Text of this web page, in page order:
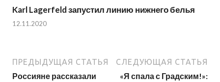
Karl Lagerfeld запустил линию нижнего белья
12.11.2020
ПРЕДЫДУЩАЯ СТАТЬЯ
Россияне рассказали
СЛЕДУЮЩАЯ СТАТЬЯ
«Я спала с Градским!»: